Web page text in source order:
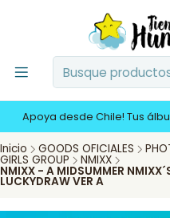
Apoya desde Chile! Tus
Inicio GOODS OFICIALES
GIRLS GROUP NMIXX
NMIXX - A MIDSUMMER
LUCKYDRAW VER A